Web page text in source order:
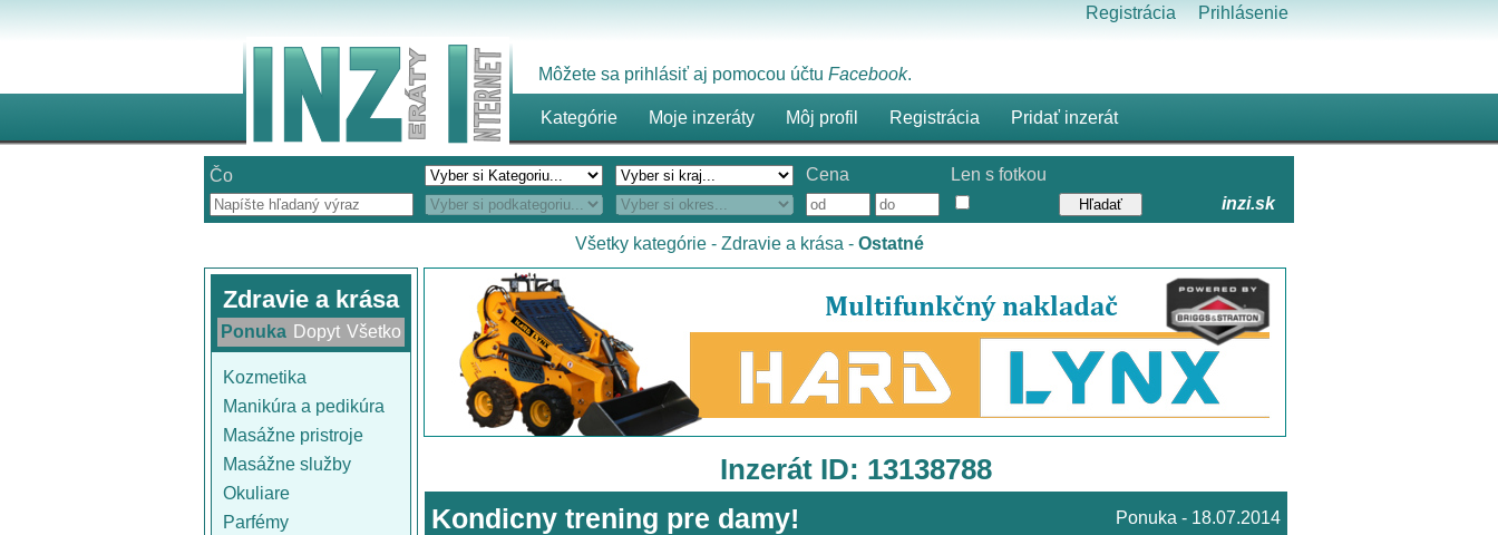
Registrácia Prihlásenie
Môžete sa prihlásiť aj pomocou účtu Facebook.
Kategórie Moje inzeráty Môj profil Registrácia Pridať inzerát
Čo Cena
Len s fotkou
inzi.sk
Všetky kategórie- Zdravie a krása - Ostatné
Zdravie a krása
Ponuka Dopyt Všetko
Kozmetika
Manikúra a pedikúra
Masážne pristroje
Masážne služby
Okuliare
Parfémy
Inzerát ID: 13138788
Kondicny trening pre damy!
Ponuka - 18.07.2014